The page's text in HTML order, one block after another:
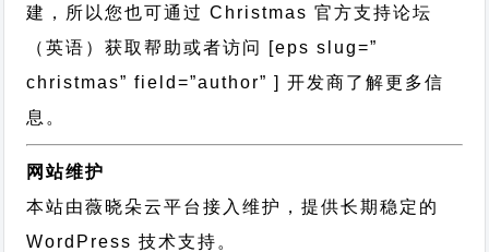
建，所以您也可通过Christmas 官方支持论坛
（英语）获取帮助或者访问 [eps slug=”
christmas” field=”author” ] 开发商了解更多信
息。
网站维护
本站由薇晓朵云平台接入维护，提供长期稳定的
WordPress 技术支持 。